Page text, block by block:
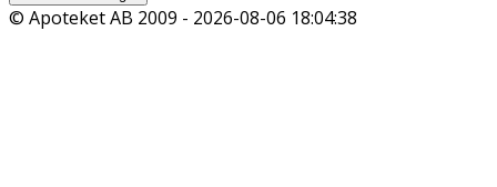
© Apoteket AB 2009 - 2026-08-06 18:04:38